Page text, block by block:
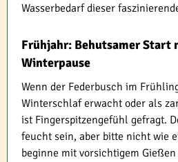
Wasserbedarf dieser
Frühjahr: Behutsamer Start
Winterpause
Wenn der Federbusch im
Winterschlaf erwacht oder als
ist Fingerspitzengefühl gefragt.
feucht sein, aber bitte nicht wie
beginne mit vorsichtigem